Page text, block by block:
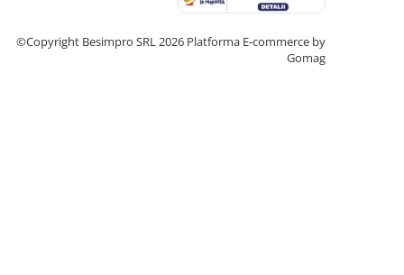
©Copyright Besimpro SRL 2026 Platforma E-commerce by
Gomag